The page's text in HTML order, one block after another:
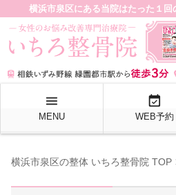
横浜市泉区にある当院はたった１
menu
MENU
event_available
WEB予約
横浜市泉区の整体 いちろ整骨院 TOP